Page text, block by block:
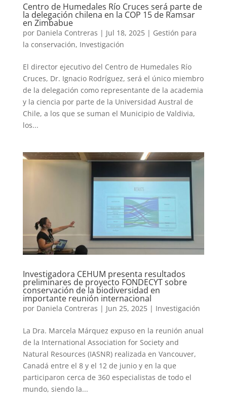
Centro de Humedales Río Cruces será parte de
la delegación chilena en la COP 15 de Ramsar
en Zimbabue
por Daniela Contreras | Jul 18, 2025| Gestión para
la conservación, Investigación
El director ejecutivo del Centro de Humedales Río
Cruces, Dr. Ignacio Rodríguez, será el único miembro
de la delegación como representante de la academia
y la ciencia por parte de la Universidad Austral de
Chile, a los que se suman el Municipio de Valdivia,
los...
Investigadora CEHUM presenta resultados
preliminares de proyecto FONDECYT sobre
conservación de la biodiversidad en
importante reunión internacional
por Daniela Contreras | Jun 25, 2025| Investigación
La Dra. Marcela Márquez expuso en la reunión anual
de la International Association for Society and
Natural Resources (IASNR) realizada en Vancouver,
Canadá entre el 8 y el 12 de junio y en la que
participaron cerca de 360 especialistas de todo el
mundo, siendo la...